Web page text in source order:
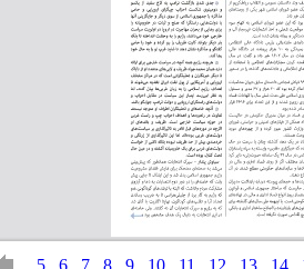
5 6 7 8 9 10 11 12 13 14